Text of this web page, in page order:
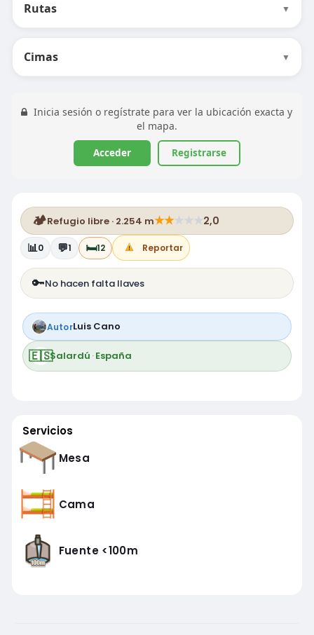
Rutas ▼
Cimas ▼
Inicia sesión o regístrate para ver la ubicación exacta y
el mapa.
Acceder Registrarse
🏕️Refugio libre · 2.254 m★★★ ★ ★2,0
📊0 💬1 🛏️12 Reportar
🔑No hacen falta llaves
AutorLuis Cano
🇪🇸Salardú ·España
Servicios
Mesa
Cama
Fuente <100m